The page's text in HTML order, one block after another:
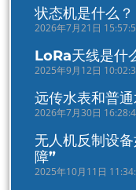
状态机是什么？
2026年7月21日
LoRa天线是什
2025年9月12日
远传水表和普
2026年7月30日
无人机反制设
障”
2025年10月11日